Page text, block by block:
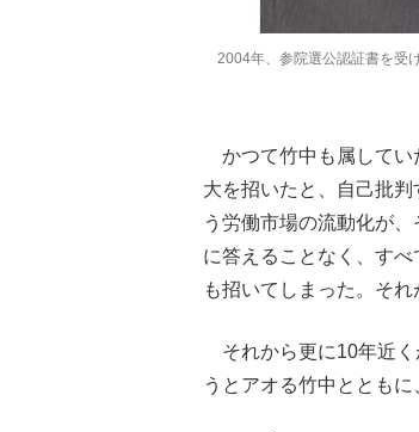
2004年、参院選公認証書を
かつて竹中も属してい
大を招いたと、自己批
う労働市場の流動化が
に答えることなく、す
も招いてしまった。そ
それから更に10年近く
うとアオる竹中とともに